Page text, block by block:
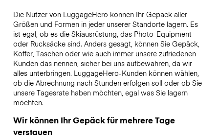
Die Nutzer von LuggageHero können Ihr Gepäck aller
Größen und Formen in jeder unserer Standorte lagern. Es
ist egal, ob es die Skiausrüstung, das Photo-Equipment
oder Rucksäcke sind. Anders gesagt, können Sie Gepäck,
Koffer, Taschen oder wie auch immer unsere zufriedenen
Kunden das nennen, sicher bei uns aufbewahren, da wir
alles unterbringen. LuggageHero-Kunden können wählen,
ob die Abrechnung nach Stunden erfolgen soll oder ob Sie
unsere Tagesrate haben möchten, egal was Sie lagern
möchten.
Wir können Ihr Gepäck für mehrere Tage
verstauen